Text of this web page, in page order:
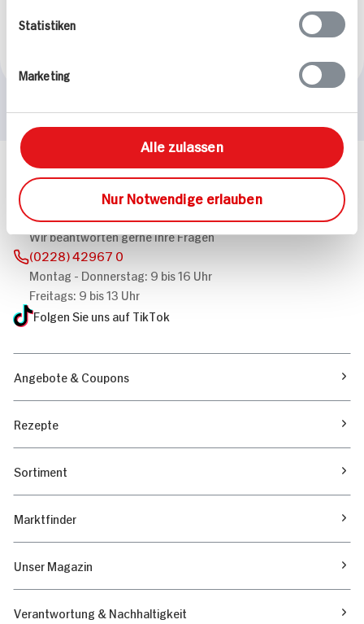
Statistiken
Marketing
Alle zulassen
Nur Notwendige erlauben
90 min
Häufig gestellte Fragen
Mehr Informationen in unserem FAQ
kontakt
Wir beantworten gerne Ihre Fragen
(0228) 42967 0
Montag - Donnerstag: 9 bis 16 Uhr
Freitags: 9 bis 13 Uhr
Folgen Sie uns auf TikTok
Angebote & Coupons
Rezepte
Sortiment
Marktfinder
Unser Magazin
Verantwortung & Nachhaltigkeit